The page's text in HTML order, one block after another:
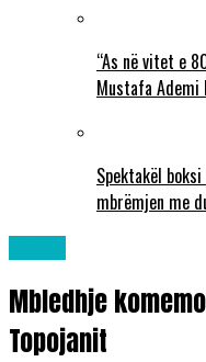
“As në vitet e
Mustafa
Spektakël
mbrëmjen me
Mbledhje
Topojanit